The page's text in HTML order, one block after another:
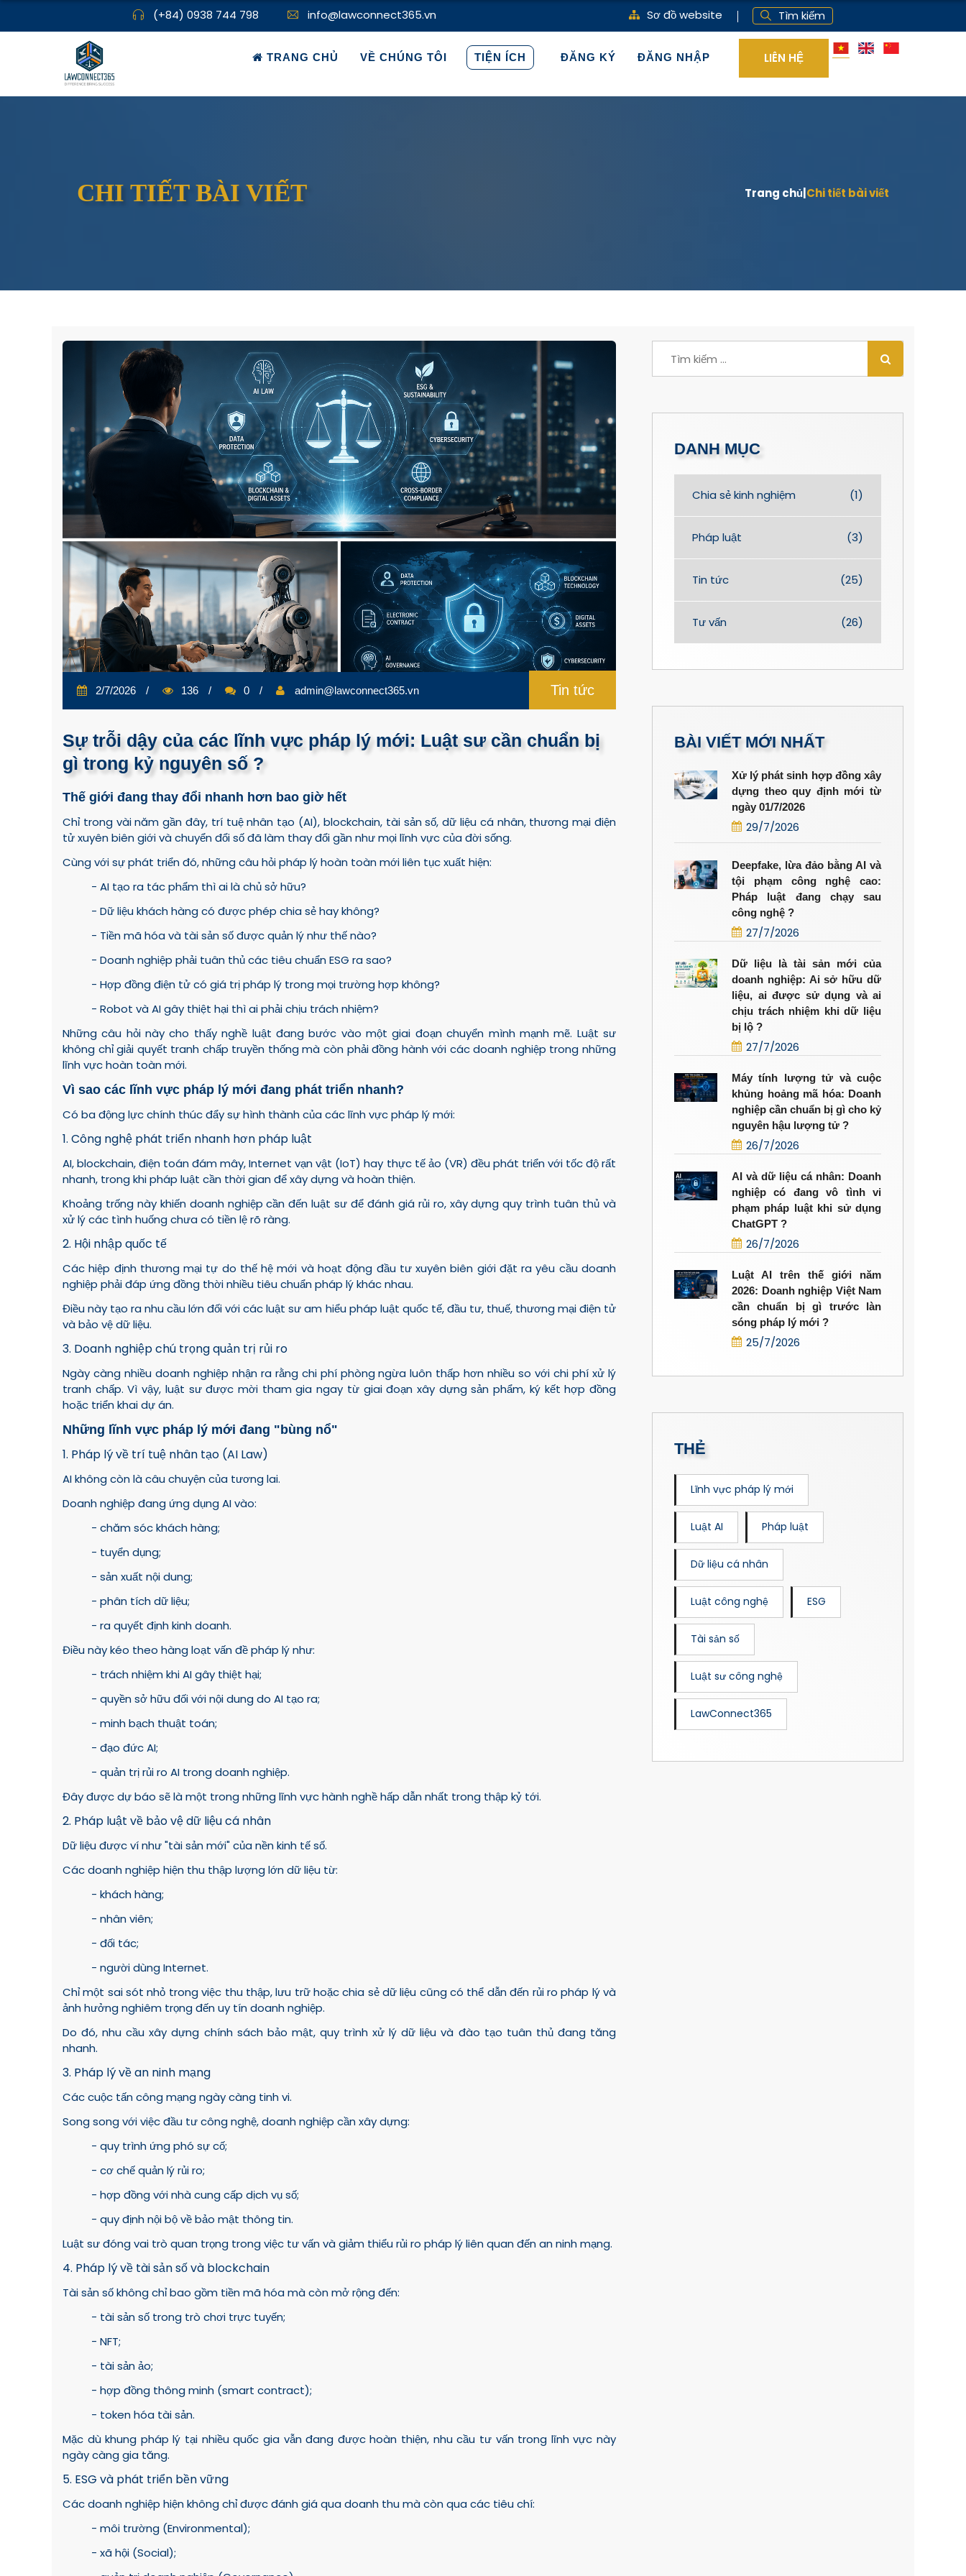
(+84) 0938 744 798 info@lawconnect365.vn Sơ đồ website Tìm kiếm
TRANG CHỦ VỀ CHÚNG TÔI TIỆN ÍCH ĐĂNG KÝ ĐĂNG NHẬP LIÊN HỆ
CHI TIẾT BÀI VIẾT Trang chủ Chi tiết bài viết
Tin tức
2/7/2026 136 0 admin@lawconnect365.vn
Sự trỗi dậy của các lĩnh vực pháp lý mới: Luật sư cần chuẩn bị
gì trong kỷ nguyên số ?
Thế giới đang thay đổi nhanh hơn bao giờ hết
Chỉ trong vài năm gần đây, trí tuệ nhân tạo (AI), blockchain, tài sản số, dữ liệu cá nhân, thương mại điện
tử xuyên biên giới và chuyển đổi số đã làm thay đổi gần như mọi lĩnh vực của đời sống.
Cùng với sự phát triển đó, những câu hỏi pháp lý hoàn toàn mới liên tục xuất hiện:
- AI tạo ra tác phẩm thì ai là chủ sở hữu?
- Dữ liệu khách hàng có được phép chia sẻ hay không?
- Tiền mã hóa và tài sản số được quản lý như thế nào?
- Doanh nghiệp phải tuân thủ các tiêu chuẩn ESG ra sao?
- Hợp đồng điện tử có giá trị pháp lý trong mọi trường hợp không?
- Robot và AI gây thiệt hại thì ai phải chịu trách nhiệm?
Những câu hỏi này cho thấy nghề luật đang bước vào một giai đoạn chuyển mình mạnh mẽ. Luật sư
không chỉ giải quyết tranh chấp truyền thống mà còn phải đồng hành với các doanh nghiệp trong những
lĩnh vực hoàn toàn mới.
Vì sao các lĩnh vực pháp lý mới đang phát triển nhanh?
Có ba động lực chính thúc đẩy sự hình thành của các lĩnh vực pháp lý mới:
1. Công nghệ phát triển nhanh hơn pháp luật
AI, blockchain, điện toán đám mây, Internet vạn vật (IoT) hay thực tế ảo (VR) đều phát triển với tốc độ rất
nhanh, trong khi pháp luật cần thời gian để xây dựng và hoàn thiện.
Khoảng trống này khiến doanh nghiệp cần đến luật sư để đánh giá rủi ro, xây dựng quy trình tuân thủ và
xử lý các tình huống chưa có tiền lệ rõ ràng.
2. Hội nhập quốc tế
Các hiệp định thương mại tự do thế hệ mới và hoạt động đầu tư xuyên biên giới đặt ra yêu cầu doanh
nghiệp phải đáp ứng đồng thời nhiều tiêu chuẩn pháp lý khác nhau.
Điều này tạo ra nhu cầu lớn đối với các luật sư am hiểu pháp luật quốc tế, đầu tư, thuế, thương mại điện tử
và bảo vệ dữ liệu.
3. Doanh nghiệp chú trọng quản trị rủi ro
Ngày càng nhiều doanh nghiệp nhận ra rằng chi phí phòng ngừa luôn thấp hơn nhiều so với chi phí xử lý
tranh chấp. Vì vậy, luật sư được mời tham gia ngay từ giai đoạn xây dựng sản phẩm, ký kết hợp đồng
hoặc triển khai dự án.
Những lĩnh vực pháp lý mới đang "bùng nổ"
1. Pháp lý về trí tuệ nhân tạo (AI Law)
AI không còn là câu chuyện của tương lai.
Doanh nghiệp đang ứng dụng AI vào:
- chăm sóc khách hàng;
- tuyển dụng;
- sản xuất nội dung;
- phân tích dữ liệu;
- ra quyết định kinh doanh.
Điều này kéo theo hàng loạt vấn đề pháp lý như:
- trách nhiệm khi AI gây thiệt hại;
- quyền sở hữu đối với nội dung do AI tạo ra;
- minh bạch thuật toán;
- đạo đức AI;
- quản trị rủi ro AI trong doanh nghiệp.
Đây được dự báo sẽ là một trong những lĩnh vực hành nghề hấp dẫn nhất trong thập kỷ tới.
2. Pháp luật về bảo vệ dữ liệu cá nhân
Dữ liệu được ví như "tài sản mới" của nền kinh tế số.
Các doanh nghiệp hiện thu thập lượng lớn dữ liệu từ:
- khách hàng;
- nhân viên;
- đối tác;
- người dùng Internet.
Chỉ một sai sót nhỏ trong việc thu thập, lưu trữ hoặc chia sẻ dữ liệu cũng có thể dẫn đến rủi ro pháp lý và
ảnh hưởng nghiêm trọng đến uy tín doanh nghiệp.
Do đó, nhu cầu xây dựng chính sách bảo mật, quy trình xử lý dữ liệu và đào tạo tuân thủ đang tăng
nhanh.
3. Pháp lý về an ninh mạng
Các cuộc tấn công mạng ngày càng tinh vi.
Song song với việc đầu tư công nghệ, doanh nghiệp cần xây dựng:
- quy trình ứng phó sự cố;
- cơ chế quản lý rủi ro;
- hợp đồng với nhà cung cấp dịch vụ số;
- quy định nội bộ về bảo mật thông tin.
Luật sư đóng vai trò quan trọng trong việc tư vấn và giảm thiểu rủi ro pháp lý liên quan đến an ninh mạng.
4. Pháp lý về tài sản số và blockchain
Tài sản số không chỉ bao gồm tiền mã hóa mà còn mở rộng đến:
- tài sản số trong trò chơi trực tuyến;
- NFT;
- tài sản ảo;
- hợp đồng thông minh (smart contract);
- token hóa tài sản.
Mặc dù khung pháp lý tại nhiều quốc gia vẫn đang được hoàn thiện, nhu cầu tư vấn trong lĩnh vực này
ngày càng gia tăng.
5. ESG và phát triển bền vững
Các doanh nghiệp hiện không chỉ được đánh giá qua doanh thu mà còn qua các tiêu chí:
- môi trường (Environmental);
- xã hội (Social);
DANH MỤC
Chia sẻ kinh nghiệm (1)
Pháp luật (3)
Tin tức (25)
Tư vấn (26)
BÀI VIẾT MỚI NHẤT
Xử lý phát sinh hợp đồng xây
dựng theo quy định mới từ
ngày 01/7/2026
29/7/2026
Deepfake, lừa đảo bằng AI và
tội phạm công nghệ cao:
Pháp luật đang chạy sau
công nghệ ?
27/7/2026
Dữ liệu là tài sản mới của
doanh nghiệp: Ai sở hữu dữ
liệu, ai được sử dụng và ai
chịu trách nhiệm khi dữ liệu
bị lộ ?
27/7/2026
Máy tính lượng tử và cuộc
khủng hoảng mã hóa: Doanh
nghiệp cần chuẩn bị gì cho kỷ
nguyên hậu lượng tử ?
26/7/2026
AI và dữ liệu cá nhân: Doanh
nghiệp có đang vô tình vi
phạm pháp luật khi sử dụng
ChatGPT ?
26/7/2026
Luật AI trên thế giới năm
2026: Doanh nghiệp Việt Nam
cần chuẩn bị gì trước làn
sóng pháp lý mới ?
25/7/2026
THẺ
Lĩnh vực pháp lý mới
Luật AI Pháp luật
Dữ liệu cá nhân
Luật công nghệ ESG
Tài sản số
Luật sư công nghệ
LawConnect365